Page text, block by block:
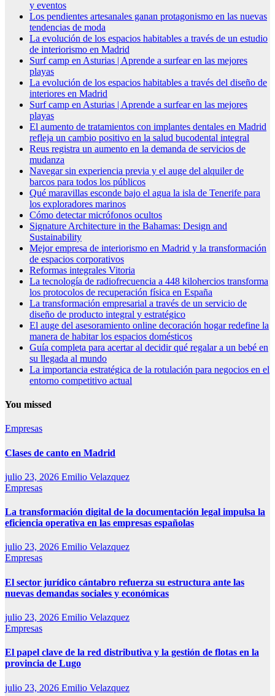
y eventos
Los pendientes artesanales ganan protagonismo en las nuevas
tendencias de moda
La evolución de los espacios habitables a través de un estudio
de interiorismo en Madrid
Surf camp en Asturias | Aprende a surfear en las mejores
playas
La evolución de los espacios habitables a través del diseño de
interiores en Madrid
Surf camp en Asturias | Aprende a surfear en las mejores
playas
El aumento de tratamientos con implantes dentales en Madrid
refleja un cambio positivo en la salud bucodental integral
Reus registra un aumento en la demanda de servicios de
mudanza
Navegar sin experiencia previa y el auge del alquiler de
barcos para todos los públicos
Qué maravillas esconde bajo el agua la isla de Tenerife para
los exploradores marinos
Cómo detectar micrófonos ocultos
Signature Architecture in the Bahamas: Design and
Sustainability
Mejor empresa de interiorismo en Madrid y la transformación
de espacios corporativos
Reformas integrales Vitoria
La tecnología de radiofrecuencia a 448 kilohercios transforma
los protocolos de recuperación física en España
La transformación empresarial a través de un servicio de
diseño de producto integral y estratégico
El auge del asesoramiento online decoración hogar redefine la
manera de habitar los espacios domésticos
Guía completa para acertar al decidir qué regalar a un bebé en
su llegada al mundo
La importancia estratégica de la rotulación para negocios en el
entorno competitivo actual
You missed
Empresas
Clases de canto en Madrid
julio 23, 2026 Emilio Velazquez
Empresas
La transformación digital de la documentación legal impulsa la
eficiencia operativa en las empresas españolas
julio 23, 2026 Emilio Velazquez
Empresas
El sector jurídico cántabro refuerza su estructura ante las
nuevas demandas sociales y económicas
julio 23, 2026 Emilio Velazquez
Empresas
El papel clave de la red distributiva y la gestión de flotas en la
provincia de Lugo
julio 23, 2026 Emilio Velazquez